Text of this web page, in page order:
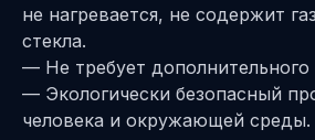
не нагревается, не содержит
стекла.
— Не требует дополнительного
— Экологически безопасный
человека и окружающей среды.